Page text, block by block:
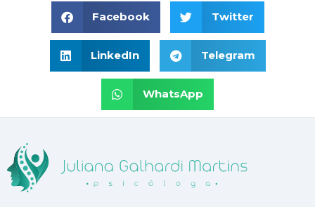
Facebook Twitter
LinkedIn Telegram
WhatsApp